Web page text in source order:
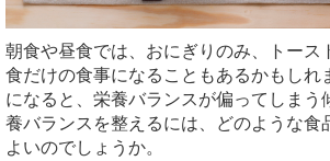
朝食や昼食では、おにぎりのみ、トース
食だけの食事になることもあるかもしれ
になると、栄養バランスが偏ってしまう
養バランスを整えるには、どのような食
よいのでしょうか。